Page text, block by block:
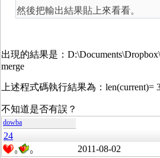
然後把輸出結果貼上來看看。
出現的結果是：
merge
上述程式碼執行結果為：len(current)=
不知道是否有誤？
dowba
24
0 0 2011-08-02